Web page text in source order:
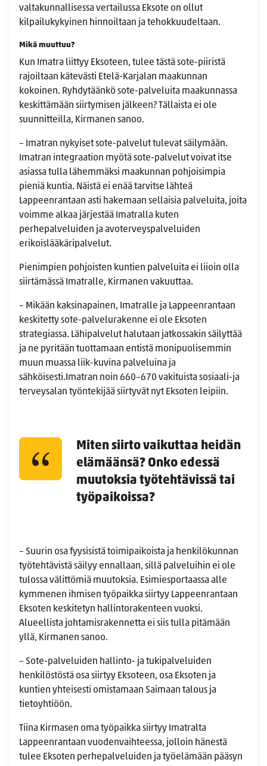
valtakunnallisessa vertailussa Eksote on ollut
kilpailukykyinen hinnoiltaan ja tehokkuudeltaan.
Mikä muuttuu?
Kun Imatra liittyy Eksoteen, tulee tästä sote-piiristä
rajoiltaan kätevästi Etelä-Karjalan maakunnan
kokoinen. Ryhdytäänkö sote-palveluita maakunnassa
keskittämään siirtymisen jälkeen? Tällaista ei ole
suunnitteilla, Kirmanen sanoo.
– Imatran nykyiset sote-palvelut tulevat säilymään.
Imatran integraation myötä sote-palvelut voivat itse
asiassa tulla lähemmäksi maakunnan pohjoisimpia
pieniä kuntia. Näistä ei enää tarvitse lähteä
Lappeenrantaan asti hakemaan sellaisia palveluita, joita
voimme alkaa järjestää Imatralla kuten
perhepalveluiden ja avoterveyspalveluiden
erikoislääkäripalvelut.
Pienimpien pohjoisten kuntien palveluita ei liioin olla
siirtämässä Imatralle, Kirmanen vakuuttaa.
– Mikään kaksinapainen, Imatralle ja Lappeenrantaan
keskitetty sote-palvelurakenne ei ole Eksoten
strategiassa. Lähipalvelut halutaan jatkossakin säilyttää
ja ne pyritään tuottamaan entistä monipuolisemmin
muun muassa liik-kuvina palveluina ja
sähköisesti.Imatran noin 660–670 vakituista sosiaali-ja
terveysalan työntekijää siirtyvät nyt Eksoten leipiin.
Miten siirto vaikuttaa heidän
elämäänsä? Onko edessä
muutoksia työtehtävissä tai
työpaikoissa?
– Suurin osa fyysisistä toimipaikoista ja henkilökunnan
työtehtävistä säilyy ennallaan, sillä palveluihin ei ole
tulossa välittömiä muutoksia. Esimiesportaassa alle
kymmenen ihmisen työpaikka siirtyy Lappeenrantaan
Eksoten keskitetyn hallintorakenteen vuoksi.
Alueellista johtamisrakennetta ei siis tulla pitämään
yllä, Kirmanen sanoo.
– Sote-palveluiden hallinto- ja tukipalveluiden
henkilöstöstä osa siirtyy Eksoteen, osa Eksoten ja
kuntien yhteisesti omistamaan Saimaan talous ja
tietoyhtiöön.
Tiina Kirmasen oma työpaikka siirtyy Imatralta
Lappeenrantaan vuodenvaihteessa, jolloin hänestä
tulee Eksoten perhepalveluiden ja työelämään pääsyn